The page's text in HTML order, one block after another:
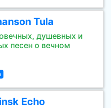
Tula
душевных и
песен о вечном
Echo